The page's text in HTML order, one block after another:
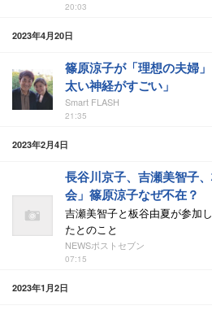
20:03
2023年4月20日
篠原涼子が「理想の夫婦
太い神経がすごい」
Smart FLASH
21:35
2023年2月4日
長谷川京子、吉瀬美智子
会」篠原涼子なぜ不在？
吉瀬美智子と板谷由夏が参加
たとのこと
NEWSポストセブン
07:15
2023年1月2日